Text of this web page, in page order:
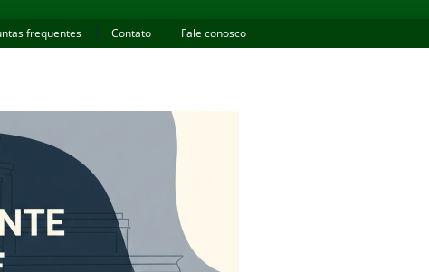
frequentes Contato Fale conosco